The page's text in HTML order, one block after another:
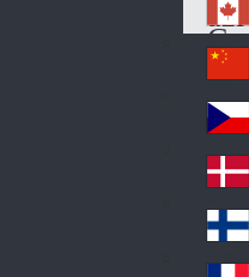
azi
l
Ca
na
da
Ch
ina
Cz
ec
h
De
nm
ark
Fin